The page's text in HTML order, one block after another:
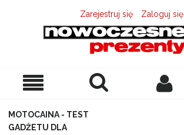
Zarejestruj się Zaloguj się
MOTOCAINA - TEST
GADŻETU DLA